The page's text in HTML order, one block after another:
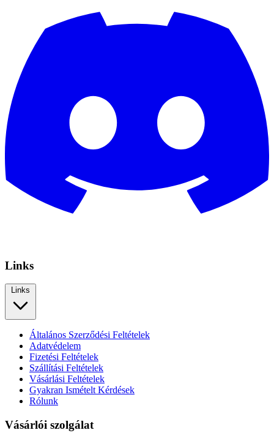
Links
Links
Általános Szerződési Feltételek
Adatvédelem
Fizetési Feltételek
Szállítási Feltételek
Vásárlási Feltételek
Gyakran Ismételt Kérdések
Rólunk
Vásárlói szolgálat